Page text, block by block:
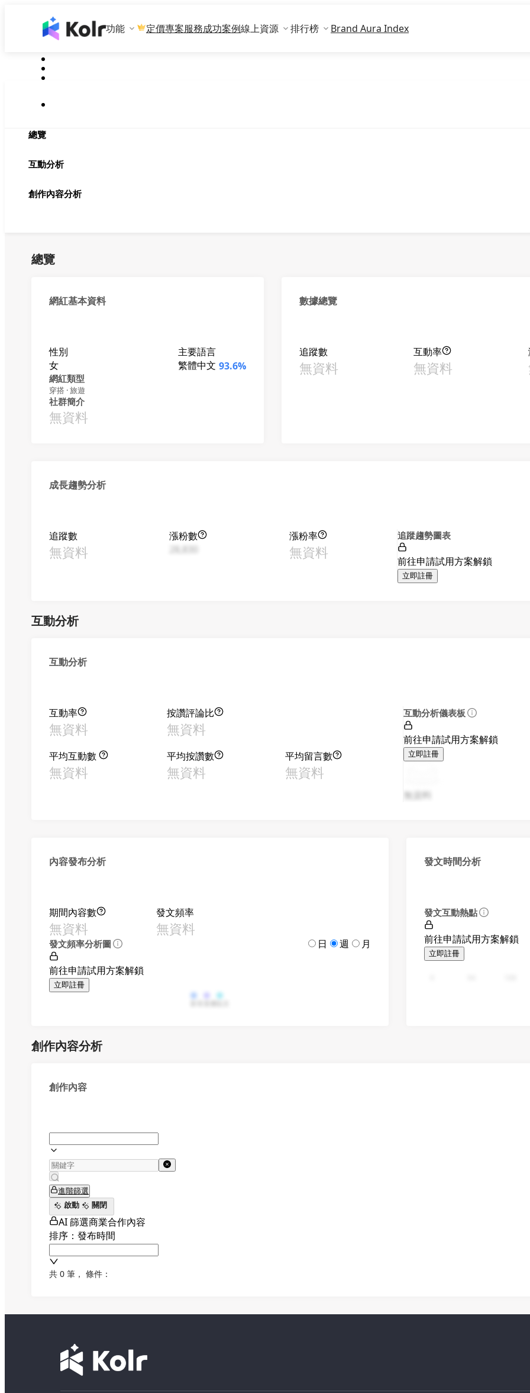
功能 定價專案服務成功案例線上資源 排行榜 Brand Aura Index
總覽
互動分析
創作內容分析
總覽
網紅基本資料
性別
女
主要語言
繁體中文 93.6%
網紅類型
穿搭 · 旅遊
社群簡介
無資料
數據總覽
追蹤數
無資料
互動率
無資料
成長趨勢分析
追蹤數
無資料
漲粉數
漲粉率
無資料
追蹤趨勢圖表
前往申請試用方案解鎖
立即註冊
互動分析
互動分析
互動率
無資料
按讚評論比
無資料
平均互動數
無資料
平均按讚數
無資料
平均留言數
無資料
互動分析儀表板
前往申請試用方案解鎖
立即註冊
無資料
內容發布分析
期間內容數
無資料
發文頻率
無資料
發文頻率分析圖 日 週 月
前往申請試用方案解鎖
立即註冊
發文時間分析
發文互動熱點
前往申請試用方案解鎖
立即註冊
創作內容分析
創作內容
進階篩選
啟動
關閉
AI 篩選商業合作內容
排序：發布時間
共 0 筆 ， 條件：